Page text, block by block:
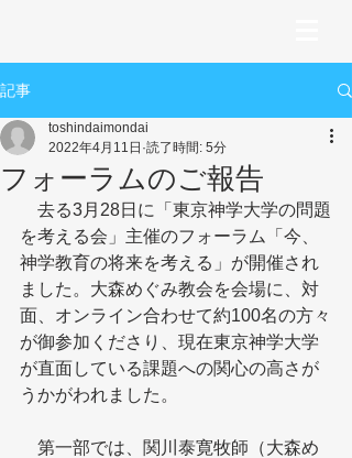
記事
フォーラムのご報告
toshindaimondai
2022年4月11日 読了時間: 5分
去る3月28日に「東京神学大学の問題
を考える会」主催のフォーラム「今、
神学教育の将来を考える」が開催され
ました。大森めぐみ教会を会場に、対
面、オンライン合わせて約100名の方々
が御参加くださり、現在東京神学大学
が直面している課題への関心の高さが
うかがわれました。
第一部では、関川泰寛牧師（大森め